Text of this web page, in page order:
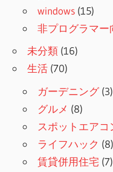
windows (15)
非プログラマー
未分類 (16)
生活 (70)
ガーデニング(3)
グルメ (8)
スポットエアコ
ライフハック (8)
賃貸併用住宅 (7)